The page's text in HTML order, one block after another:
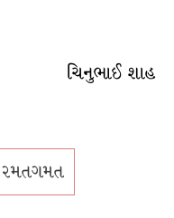
ચિનુભાઈ શાહ
રમતગમત